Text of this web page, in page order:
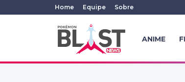
Home Equipe Sobre
ANIME